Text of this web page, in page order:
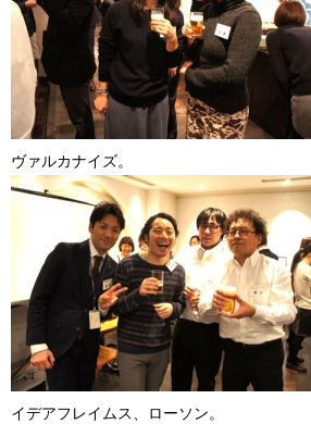
ヴァルカナイズ。
イデアフレイムス、ローソン。